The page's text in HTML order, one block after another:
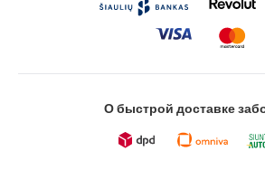
О быстрой доставке